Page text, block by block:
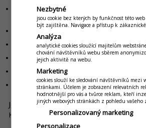
sepsání notářského zápisu o osvědčení pro
rejstříku: 1 000 Kč,
odměna za zápis do obchodního rejstříku: 300
výpis z rejstříku trestů: 100 Kč,
úřední ověření podpisu na souhlasu s
výpis z katastru nemovitostí: 100 Kč,
úřední ověření podpisu na prohlášení
Je třeba pamatovat i na soudní poplatek,
Kč, a poplatek bance.
Nezbytné
jsou cookie bez kterých by funkčnost této
být zajištěna. Navigace a přístup k zákaznické
Analýza
analytické cookies sloužící majitelům
chování návštěvníků webu sběrem
jejich aktivitě na webu.
Marketing
cookies slouží ke sledování návštěvníků mezi
stránkami. Účelem je zobrazení relevatních
hodnotnější pro vás a tvůrce reklam, kteří
jiných webových stránkách z pohledu vašeho
Personalizovaný marketing
Personalizace